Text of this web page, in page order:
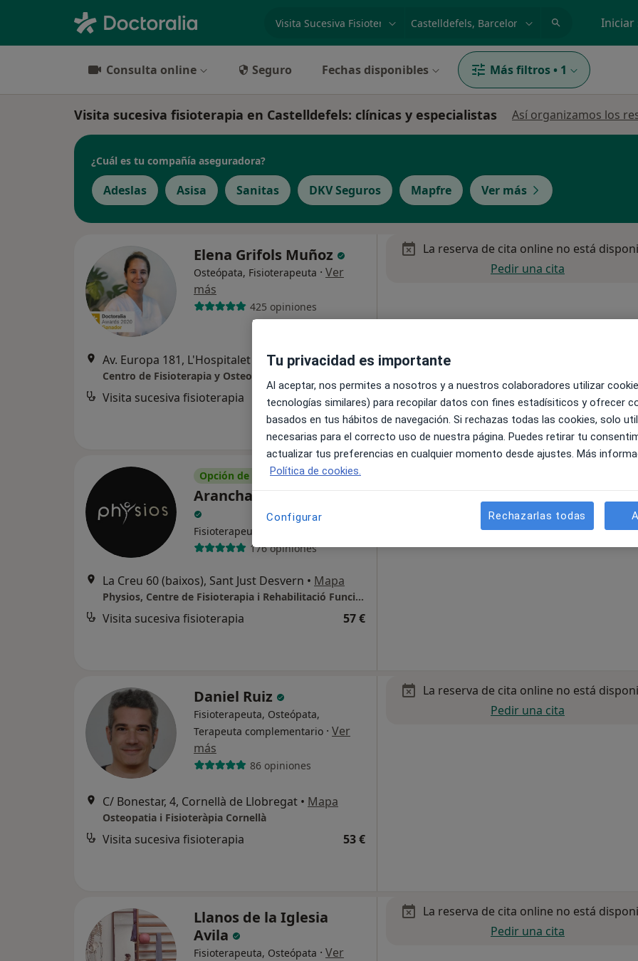
Iniciar
Consulta online Seguro Fechas disponibles Más filtros • 1
Visita sucesiva fisioterapia en Castelldefels: clínicas y especialistas Así organizamos los
¿Cuál es tu compañía aseguradora?
Adeslas Asisa Sanitas DKV Seguros Mapfre Ver más
Elena Grifols Muñoz
Osteópata, Fisioterapeuta · Ver
más
425 opiniones
Av. Europa 181, L'Hospitalet de Llobregat•Mapa
Centro de Fisioterapia y Osteopatía Grifols
Visita sucesiva fisioterapia 50 €
La reserva de cita online no está
Pedir una cita
Opción de pago online
Arancha Trancho Alonso
Fisioterapeuta
176 opiniones
La Creu 60 (baixos), Sant Just Desvern • Mapa
Physios, Centre de Fisioterapia i Rehabilitació Funcional
Visita sucesiva fisioterapia 57 €
Daniel Ruiz
Fisioterapeuta, Osteópata,
Terapeuta complementario · Ver
más
86 opiniones
C/ Bonestar, 4, Cornellà de Llobregat • Mapa
Osteopatia i Fisioteràpia Cornellà
Visita sucesiva fisioterapia 53 €
La reserva de cita online no está
Pedir una cita
Llanos de la Iglesia
Avila
Fisioterapeuta, Osteópata · Ver
La reserva de cita online no está
Pedir una cita
Tu privacidad es importante
Al aceptar, nos permites a nosotros y a nuestros colaboradores utilizar
tecnologías similares) para recopilar datos con fines estadísiticos y ofrecer
basados en tus hábitos de navegación. Si rechazas todas las cookies, solo
necesarias para el correcto uso de nuestra página. Puedes retirar tu
actualizar tus preferencias en cualquier momento desde ajustes. Más
Política de cookies.
Configurar Rechazarlas todas